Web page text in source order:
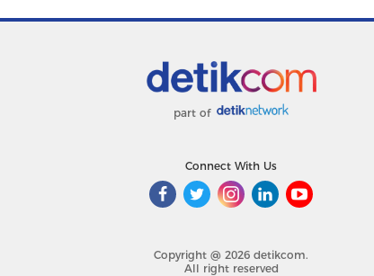
part of
Connect With Us
Copyright @ 2026 detikcom.
All right reserved